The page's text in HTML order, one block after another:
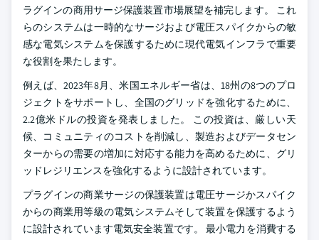
ラグインの商用サージ保護装置市場展望を補完します。 これ
らのシステムは一時的なサージおよび電圧スパイクからの敏
感な電気システムを保護するために現代電気インフラで重要
な役割を果たします。
例えば、2023年8月、米国エネルギー省は、18州の8つのプロ
ジェクトをサポートし、全国のグリッドを強化するために、
2.2億米ドルの投資を発表しました。 この投資は、厳しい天
候、コミュニティのコストを削減し、製造およびデータセン
ターからの需要の増加に対応する能力を高めるために、グリ
ッドレジリエンスを強化するように設計されています。
プラグインの商業サージの保護装置は電圧サージかスパイク
からの商業用等級の電気システムそして装置を保護するよう
に設計されています電気安全装置です。 最小電力を消費する